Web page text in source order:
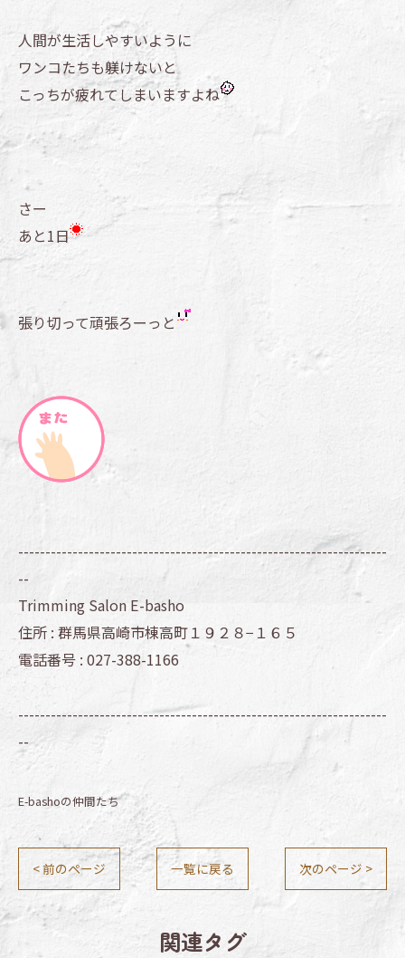
人間が生活しやすいように
ワンコたちも躾けないと
こっちが疲れてしまいますよね
さー
あと1日
張り切って頑張ろーっと
--------------------------------------------------------------------
--
Trimming Salon E-basho
住所 : 群馬県高崎市棟高町１９２８−１６５
電話番号 : 027-388-1166
--------------------------------------------------------------------
--
E-bashoの仲間たち
< 前のページ 一覧に戻る 次のページ >
関連タグ